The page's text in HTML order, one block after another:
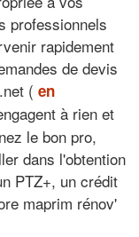
professionnels
rapidement
de devis
( en
à rien et
le bon pro,
dans l'obtention
PTZ+, un crédit
maprim rénov'